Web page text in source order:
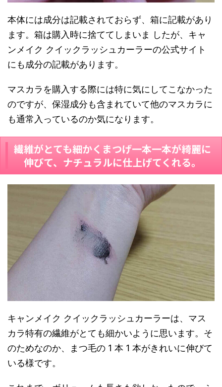
本体には成分は記載されておらず、箱に記載があり
ます。 箱は購入時に捨ててしまいま したが、 キャ
ンメイク クイックラッシュカーラーの公式サイト
にも成分の記載があります。
マスカラを購入する際には特に気にしてこ なかった
のですが、保湿成分も含まれていて他のマスカラに
も通常入っているのか気になり ます。
繊維がとても細かくまつげ一本一本が綺麗に
伸びて、ナチュラルに仕上げてくれる。
キャンメイク クイックラッシュカーラーは、 マス
カラ特有の繊維がとても細かいように思います。そ
のためなのか、まつ毛の 1 本 1 本がきれいに伸びて
いる様です。